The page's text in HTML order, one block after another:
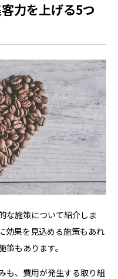
力を上げる5つ
な施策について紹介しま
効果を見込める施策もあれ
もあります。
も、費用が発生する取り組